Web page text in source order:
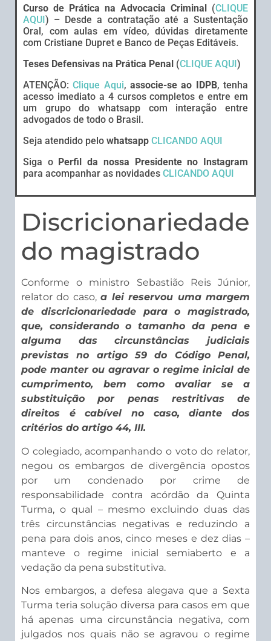
Curso de Prática na Advocacia Criminal (CLIQUE
AQUI ) – Desde a contratação até a Sustentação
Oral, com aulas em vídeo, dúvidas diretamente
com Cristiane Dupret e Banco de Peças Editáveis.
Teses Defensivas na Prática Penal (CLIQUE AQUI )
ATENÇÃO:Clique Aqui,associe-se ao IDPB, tenha
acesso imediato a 4 cursos completos e entre em
um grupo do whatsapp com interação entre
advogados de todo o Brasil.
Seja atendido pelo whatsapp CLICANDO AQUI
Siga o Perfil da nossa Presidente no Instagram
para acompanhar as novidades CLICANDO AQUI
Discricionariedade
do magistrado
Conforme o ministro Sebastião Reis Júnior,
relator do caso,a lei reservou uma margem
de discricionariedade para o magistrado,
que, considerando o tamanho da pena e
alguma das circunstâncias judiciais
previstas no artigo 59 do Código Penal,
pode manter ou agravar o regime inicial de
cumprimento, bem como avaliar se a
substituição por penas restritivas de
direitos é cabível no caso, diante dos
critérios do artigo 44, III.
O colegiado, acompanhando o voto do relator,
negou os embargos de divergência opostos
por um condenado por crime de
responsabilidade contra acórdão da Quinta
Turma, o qual – mesmo excluindo duas das
três circunstâncias negativas e reduzindo a
pena para dois anos, cinco meses e dez dias –
manteve o regime inicial semiaberto e a
vedação da pena substitutiva.
Nos embargos, a defesa alegava que a Sexta
Turma teria solução diversa para casos em que
há apenas uma circunstância negativa, com
julgados nos quais não se agravou o regime